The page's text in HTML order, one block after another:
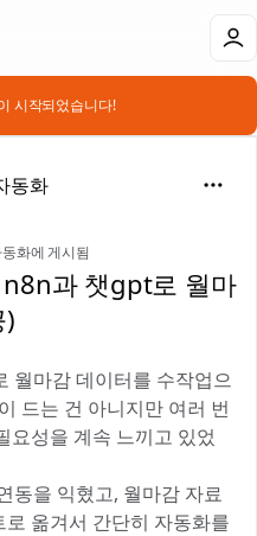
시작되었습니다!
동화
화에 게시됨
과 챗gpt로 월마
월마감 데이터를 수작업으
드는 건 아니지만 여러 번
요성을 계속 느끼고 있었
동을 익혔고, 월마감 자료
옮겨서 간단히 자동화를